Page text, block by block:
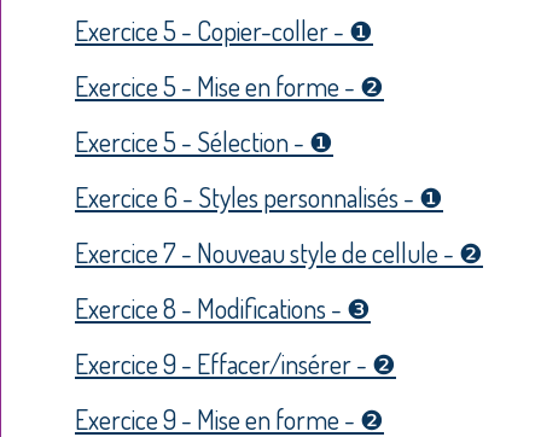
Exercice 5 - Copier-coller - ❶
Exercice 5 - Mise en forme - ❷
Exercice 5 - Sélection - ❶
Exercice 6 - Styles personnalisés - ❶
Exercice 7 - Nouveau style de cellule - ❷
Exercice 8 - Modifications - ❸
Exercice 9 - Effacer/insérer - ❷
Exercice 9 - Mise en forme - ❷